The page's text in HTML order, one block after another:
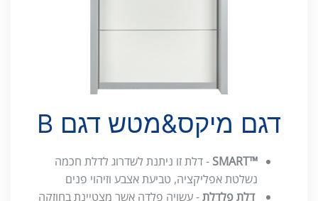
דגם מיקס&מטש דגם B
™SMART
- דלת זו ניתנת לשדרוג לדלת חכמה
נשלטת אפליקציה, טביעת אצבע וזיהוי פנים
דלת פלדלת- עשויה פלדה אשר מצטיינת בחוזקה